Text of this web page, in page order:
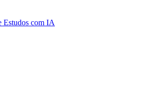
Estudos com IA